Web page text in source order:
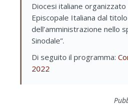
Diocesi italiane organizzato
Episcopale Italiana dal
dell’amministrazione nello
Sinodale”.
Di seguito il programma:
2022